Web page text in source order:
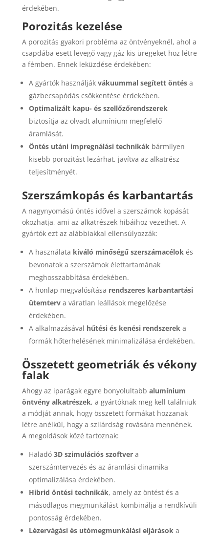
érdekében.
Porozitás kezelése
A porozitás gyakori probléma az öntvényeknél, ahol a
csapdába esett levegő vagy gáz kis üregeket hoz létre
a fémben. Ennek leküzdése érdekében:
A gyártók használják vákuummal segített öntésa
gázbecsapódás csökkentése érdekében.
Optimalizált kapu- és szellőzőrendszerek
biztosítja az olvadt alumínium megfelelő
áramlását.
Öntés utáni impregnálási technikákbármilyen
kisebb porozitást lezárhat, javítva az alkatrész
teljesítményét.
Szerszámkopás és karbantartás
A nagynyomású öntés idővel a szerszámok kopását
okozhatja, ami az alkatrészek hibáihoz vezethet. A
gyártók ezt az alábbiakkal ellensúlyozzák:
A használata kiváló minőségű szerszámacélokés
bevonatok a szerszámok élettartamának
meghosszabbítása érdekében.
A honlap megvalósítása rendszeres karbantartási
ütemterva váratlan leállások megelőzése
érdekében.
A alkalmazásával hűtési és kenési rendszereka
formák hőterhelésének minimalizálása érdekében.
Összetett geometriák és vékony
falak
Ahogy az iparágak egyre bonyolultabb alumínium
öntvény alkatrészek, a gyártóknak meg kell találniuk
a módját annak, hogy összetett formákat hozzanak
létre anélkül, hogy a szilárdság rovására mennének.
A megoldások közé tartoznak:
Haladó 3D szimulációs szoftvera
szerszámtervezés és az áramlási dinamika
optimalizálása érdekében.
Hibrid öntési technikák, amely az öntést és a
másodlagos megmunkálást kombinálja a rendkívüli
pontosság érdekében.
Lézervágási és utómegmunkálási eljárásoka